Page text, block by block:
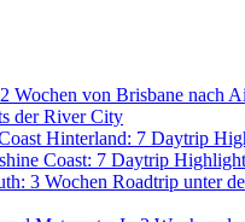
Wochen von Brisbane nach
der River City
Hinterland: 7 Daytrip
Coast: 7 Daytrip
3 Wochen Roadtrip unter